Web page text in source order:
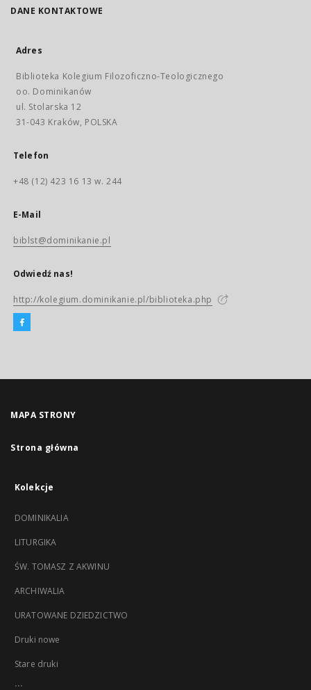
DANE KONTAKTOWE
Adres
Biblioteka Kolegium Filozoficzno-Teologicznego
oo. Dominikanów
ul. Stolarska 12
31-043 Kraków, POLSKA
Telefon
+48 (12) 423 16 13 w. 244
E-Mail
biblst@dominikanie.pl
Odwiedź nas!
http://kolegium.dominikanie.pl/biblioteka.php
MAPA STRONY
Strona główna
Kolekcje
DOMINIKALIA
LITURGIKA
ŚW. TOMASZ Z AKWINU
ARCHIWALIA
URATOWANE DZIEDZICTWO
Druki nowe
Stare druki
...